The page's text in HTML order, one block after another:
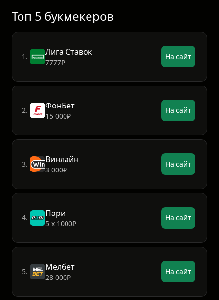
Топ 5 букмекеров
1.
7777₽
На сайт
2.
15 000₽
На сайт
3.
3 000₽
На сайт
4.
5 х 1000₽
На сайт
5. На сайт